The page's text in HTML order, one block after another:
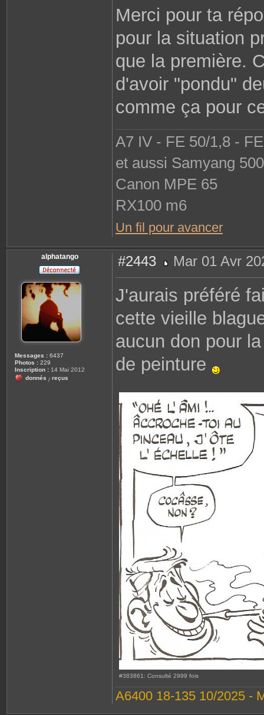
Merci pour ta
pour la situation
que la première.
d'avoir "pondu"
comme ça pour
A7 IV - FE 50/1,8 -
et aussi Samyang
Canon MPE 65
RX100 m6
Un fil pour avancer
alphatango
Messages : 6437
Photos : 229
Inscription : 14 Mai 2012
donnés / reçus
#2443
e
s
a
e
Mar 01 Avr
J'aurais préféré
cette vieille
aucun don pour
de peinture
#383861: Consulté 2999 fois
A6400 18-135 10/2025 -